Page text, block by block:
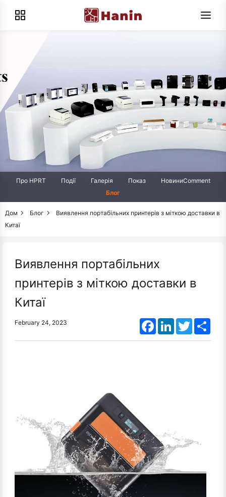
Про HPRT Події Галерія Показ
НовиниComment
Блог
Дом Блог
Виявлення портабільних принтерів з міткою доставки в
Китаї
Виявлення портабільних
принтерів з міткою доставки в
Китаї
February 24, 2023 FacebookLinkedInTwitter